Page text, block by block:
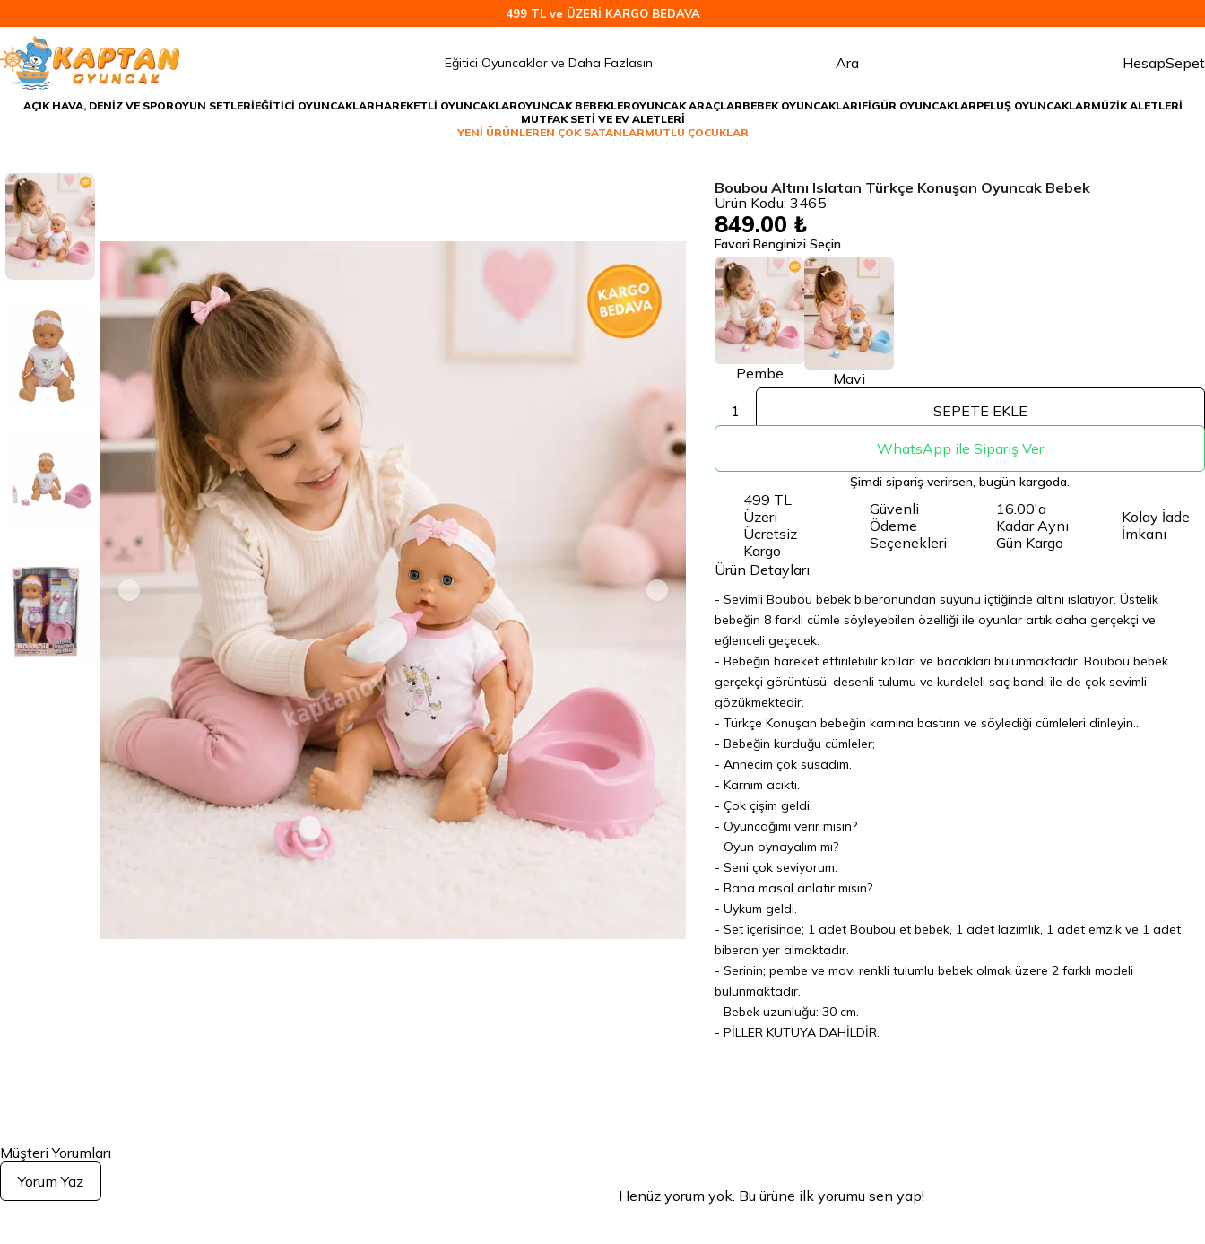
499 TL ve ÜZERİ KARGO BEDAVA
Ara HesapSepet
AÇIK HAVA, DENİZ VE SPOROYUN SETLERİEĞİTİCİ OYUNCAKLARHAREKETLİ OYUNCAKLAROYUNCAK BEBEKLEROYUNCAK ARAÇLARBEBEK OYUNCAKLARIFİGÜR OYUNCAKLARPELUŞ OYUNCAKLARMÜZİK ALETLERİ
MUTFAK SETİ VE EV ALETLERİ
YENİ ÜRÜNLEREN ÇOK SATANLARMUTLU ÇOCUKLAR
Boubou Altını Islatan Türkçe Konuşan Oyuncak Bebek
Ürün Kodu: 3465
849.00 ₺
Favori Renginizi Seçin
Pembe
Mavi
1
SEPETE EKLE
WhatsApp ile Sipariş Ver
Şimdi sipariş verirsen, bugün kargoda.
499 TL
Üzeri
Ücretsiz
Kargo
Güvenli
Ödeme
Seçenekleri
16.00'a
Kadar Aynı
Gün Kargo
Kolay İade
İmkanı
Ürün Detayları
- Sevimli Boubou bebek biberonundan suyunu içtiğinde altını ıslatıyor. Üstelik
bebeğin 8 farklı cümle söyleyebilen özelliği ile oyunlar artık daha gerçekçi ve
eğlenceli geçecek.
- Bebeğin hareket ettirilebilir kolları ve bacakları bulunmaktadır. Boubou bebek
gerçekçi görüntüsü, desenli tulumu ve kurdeleli saç bandı ile de çok sevimli
gözükmektedir.
- Türkçe Konuşan bebeğin karnına bastırın ve söylediği cümleleri dinleyin...
- Bebeğin kurduğu cümleler;
- Annecim çok susadım.
- Karnım acıktı.
- Çok çişim geldi.
- Oyuncağımı verir misin?
- Oyun oynayalım mı?
- Seni çok seviyorum.
- Bana masal anlatır mısın?
- Uykum geldi.
- Set içerisinde; 1 adet Boubou et bebek, 1 adet lazımlık, 1 adet emzik ve 1 adet
biberon yer almaktadır.
- Serinin; pembe ve mavi renkli tulumlu bebek olmak üzere 2 farklı modeli
bulunmaktadır.
- Bebek uzunluğu: 30 cm.
- PİLLER KUTUYA DAHİLDİR.
Müşteri Yorumları
Yorum Yaz
Henüz yorum yok. Bu ürüne ilk yorumu sen yap!